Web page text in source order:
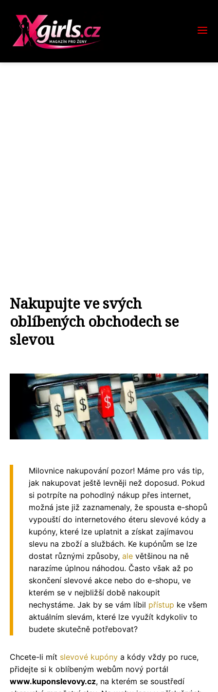
Nakupujte ve svých
oblíbených obchodech se
slevou
Milovnice nakupování pozor! Máme pro vás tip,
jak nakupovat ještě levněji než doposud. Pokud
si potrpíte na pohodlný nákup přes internet,
možná jste již zaznamenaly, že spousta e-shopů
vypouští do internetového éteru slevové kódy a
kupóny, které lze uplatnit a získat zajímavou
slevu na zboží a službách. Ke kupónům se lze
dostat různými způsoby, ale většinou na ně
narazíme úplnou náhodou. Často však až po
skončení slevové akce nebo do e-shopu, ve
kterém se v nejbližší době nakoupit
nechystáme. Jak by se vám líbil přístup ke všem
aktuálním slevám, které lze využít kdykoliv to
budete skutečně potřebovat?
Chcete-li mít slevové kupóny a kódy vždy po ruce,
přidejte si k oblíbeným webům nový portál
www.kuponslevovy.cz, na kterém se soustředí